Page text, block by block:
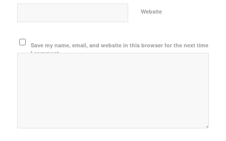
Website
Save my name, email, and website in this browser for the next time
I comment.